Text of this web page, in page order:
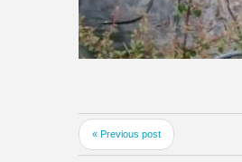
« Previous post